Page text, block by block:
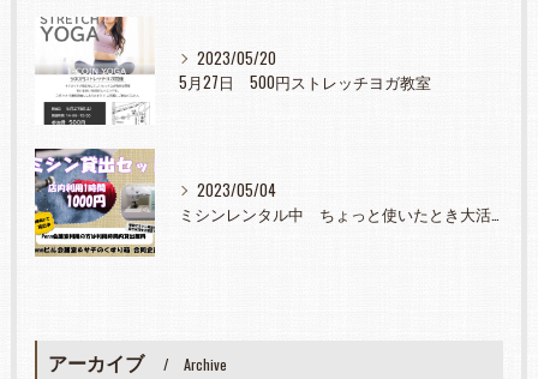
2023/05/20
5月27日 500円ストレッチヨガ教室
2023/05/04
ミシンレンタル中 ちょっと使いたとき大活躍
アーカイブ Archive